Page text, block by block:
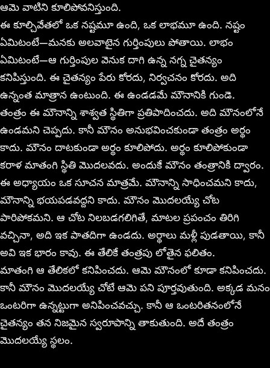
ఆమె వాటిని కూలిపోవనిస్తుంది.
ఈ కూల్చివేతలో ఒక నష్టమూ ఉంది, ఒక లాభమూ ఉంది. నష్టం
ఏమిటంటే—మనకు అలవాటైన గుర్తింపులు పోతాయి. లాభం
ఏమిటంటే—ఆ గుర్తింపుల వెనుక దాగి ఉన్న నగ్న చైతన్యం
కనిపిస్తుంది. ఈ చైతన్యం పేరు కోరదు, నిర్వచనం కోరదు. అది
ఉన్నంత మాత్రాన ఉంటుంది. ఈ ఉండడమే మౌనానికి గుండె.
తంత్రం ఈ మౌనాన్ని శాశ్వత స్థితిగా ప్రతిపాదించదు. అది మౌనంలోనే
ఉండమని చెప్పదు. కానీ మౌనం అనుభవించకుండా తంత్రం అర్థం
కాదు. మౌనం దాటకుండా అర్థం కూలిపోదు. అర్థం కూలిపోకుండా
కరాళ మాతంగి స్థితి మొదలవదు. అందుకే మౌనం తంత్రానికి ద్వారం.
ఈ అధ్యాయం ఒక సూచన మాత్రమే. మౌనాన్ని సాధించమని కాదు,
మౌనాన్ని భయపడవద్దని కాదు. మౌనం మొదలయ్యే చోట
పారిపోకమని. ఆ చోట నిలబడగలిగితే, మాటల ప్రపంచం తిరిగి
వచ్చినా, అది ఇక పాతదిగా ఉండదు. అర్థాలు మళ్లీ పుడతాయి, కానీ
అవి ఇక భారం కావు. ఈ తేలికే తంత్రపు లోతైన ఫలితం.
మాతంగి ఆ తేలికలో కనిపించదు. ఆమె మౌనంలో కూడా కనిపించదు.
కానీ మౌనం మొదలయ్యే చోటే ఆమె పని పూర్తవుతుంది. అక్కడ మనం
ఒంటరిగా ఉన్నట్టుగా అనిపించవచ్చు. కానీ ఆ ఒంటరితనంలోనే
చైతన్యం తన నిజమైన స్వరూపాన్ని తాకుతుంది. అదే తంత్రం
మొదలయ్యే స్థలం.